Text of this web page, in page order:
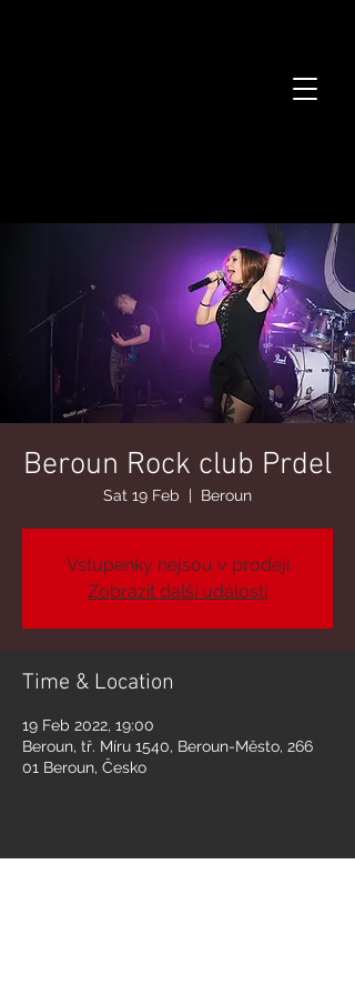
Beroun Rock club Prdel
Sat 19 Feb
  |
Beroun
Vstupenky nejsou v prodeji
Zobrazit další události
Time & Location
19 Feb 2022, 19:00
Beroun, tř. Míru 1540, Beroun-Město, 266
01 Beroun, Česko